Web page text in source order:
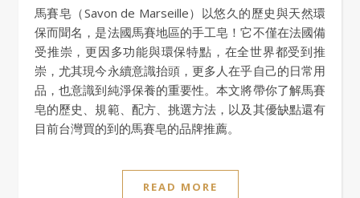
馬賽皂（Savon de Marseille）以悠久的歷史與天然環
保而聞名，是法國馬賽地區的手工皂！它不僅在法國備
受推崇，更因多功能與環保特點，在全世界都受到推
崇，尤其現今永續意識抬頭，更多人在乎自己的日常用
品，也意識到純淨保養的重要性。本文將帶你了解馬賽
皂的歷史、規範、配方、挑選方法，以及其優缺點還有
目前台灣買的到的馬賽皂的品牌推薦。
READ MORE